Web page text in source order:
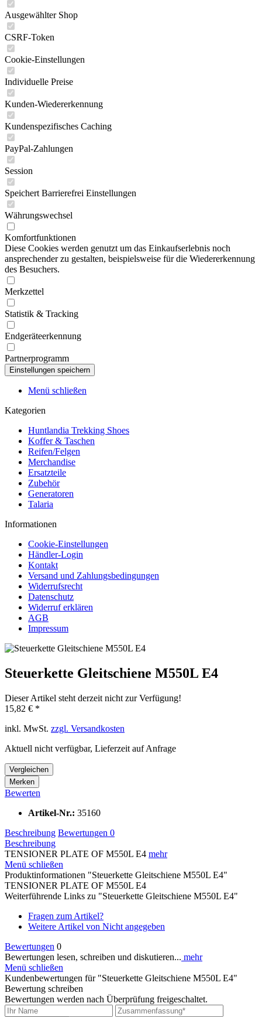
Ausgewählter Shop
CSRF-Token
Cookie-Einstellungen
Individuelle Preise
Kunden-Wiedererkennung
Kundenspezifisches Caching
PayPal-Zahlungen
Session
Speichert Barrierefrei Einstellungen
Währungswechsel
Komfortfunktionen
Diese Cookies werden genutzt um das Einkaufserlebnis noch
ansprechender zu gestalten, beispielsweise für die Wiedererkennung
des Besuchers.
Merkzettel
Statistik & Tracking
Endgeräteerkennung
Partnerprogramm
Menü schließen
Kategorien
Huntlandia Trekking Shoes
Koffer & Taschen
Reifen/Felgen
Merchandise
Ersatzteile
Zubehör
Generatoren
Talaria
Informationen
Cookie-Einstellungen
Händler-Login
Kontakt
Versand und Zahlungsbedingungen
Widerrufsrecht
Datenschutz
Widerruf erklären
AGB
Impressum
Steuerkette Gleitschiene M550L E4
Dieser Artikel steht derzeit nicht zur Verfügung!
15,82 € *
inkl. MwSt. zzgl. Versandkosten
Aktuell nicht verfügbar, Lieferzeit auf Anfrage
Vergleichen
Merken
Bewerten
Artikel-Nr.: 35160
Beschreibung Bewertungen 0
Beschreibung
TENSIONER PLATE OF M550L E4 mehr
Menü schließen
Produktinformationen "Steuerkette Gleitschiene M550L E4"
TENSIONER PLATE OF M550L E4
Weiterführende Links zu "Steuerkette Gleitschiene M550L E4"
Fragen zum Artikel?
Weitere Artikel von Nicht angegeben
Bewertungen 0
Bewertungen lesen, schreiben und diskutieren... mehr
Menü schließen
Kundenbewertungen für "Steuerkette Gleitschiene M550L E4"
Bewertung schreiben
Bewertungen werden nach Überprüfung freigeschaltet.